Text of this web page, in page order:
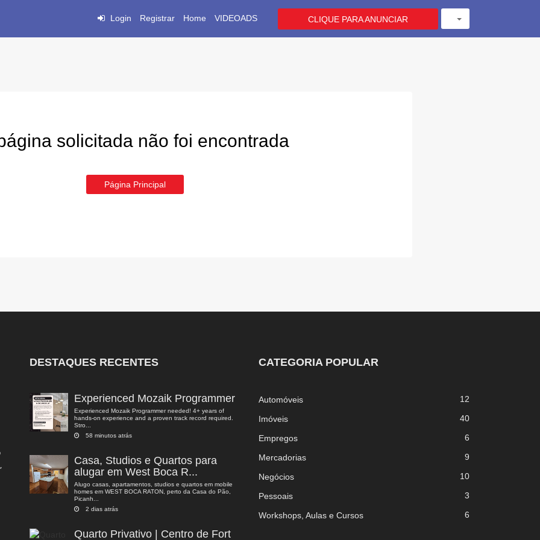
Login Registrar Home VIDEOADS CLIQUE PARA ANUNCIAR
solicitada não foi encontrada
Página Principal
DESTAQUES RECENTES
Experienced Mozaik Programmer
Experienced Mozaik Programmer needed! 4+ years of
hands-on experience and a proven track record required.
Stro...
58 minutos atrás
Casa, Studios e Quartos para
alugar em West Boca R...
Alugo casas, apartamentos, studios e quartos em mobile
homes em WEST BOCA RATON, perto da Casa do Pão,
Picanh...
2 dias atrás
Quarto Privativo | Centro de Fort
CATEGORIA POPULAR
Automóveis 12
Imóveis 40
Empregos 6
Mercadorias 9
Negócios 10
Pessoais 3
Workshops, Aulas e Cursos 6